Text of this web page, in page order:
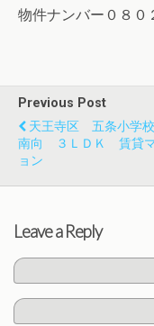
物件ナンバー０８０
Previous Post
天王寺区 五条小学
南向 ３ＬＤＫ 賃貸
ョン
Leave a Reply